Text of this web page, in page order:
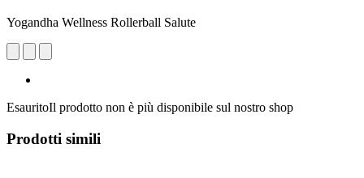
Yogandha Wellness Rollerball Salute
EsauritoIl prodotto non è più disponibile sul nostro shop
Prodotti simili